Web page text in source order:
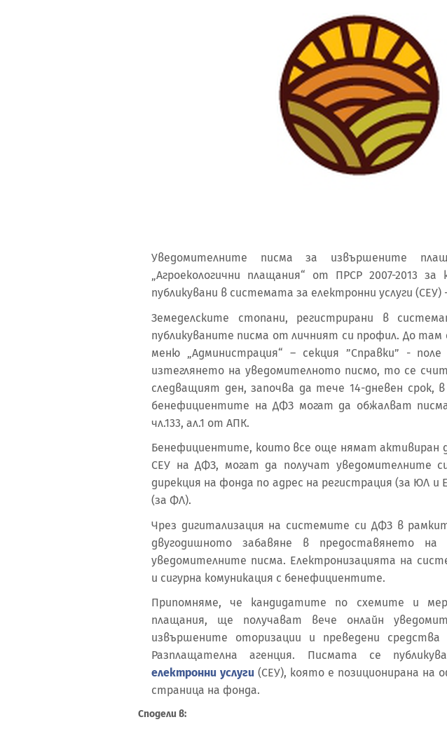
Уведомителните писма за извършените
„Агроекологични плащания“ от ПРСР 2007-2013 за
публикувани в системата за електронни услуги (СЕУ)
Земеделските стопани, регистрирани в
публикуваните писма от личният си профил. До
меню „Администрация“ – секция ”Справки” - поле
изтеглянето на уведомителното писмо, то се
следващият ден, започва да тече 14-дневен срок,
бенефициентите на ДФЗ могат да обжалват
чл.133, ал.1 от АПК.
Бенефициентите, които все още нямат активиран
СЕУ на ДФЗ, могат да получат уведомителните
дирекция на фонда по адрес на регистрация (за ЮЛ и
(за ФЛ).
Чрез дигитализация на системите си ДФЗ в
двугодишното забавяне в предоставянето
уведомителните писма. Електронизацията на
и сигурна комуникация с бенефициентите.
Припомняме, че кандидатите по схемите и
плащания, ще получават вече онлайн
извършените оторизации и преведени
Разплащателна агенция. Писмата се
електронни услуги (СЕУ), която е позиционирана на
страница на фонда.
Сподели в: